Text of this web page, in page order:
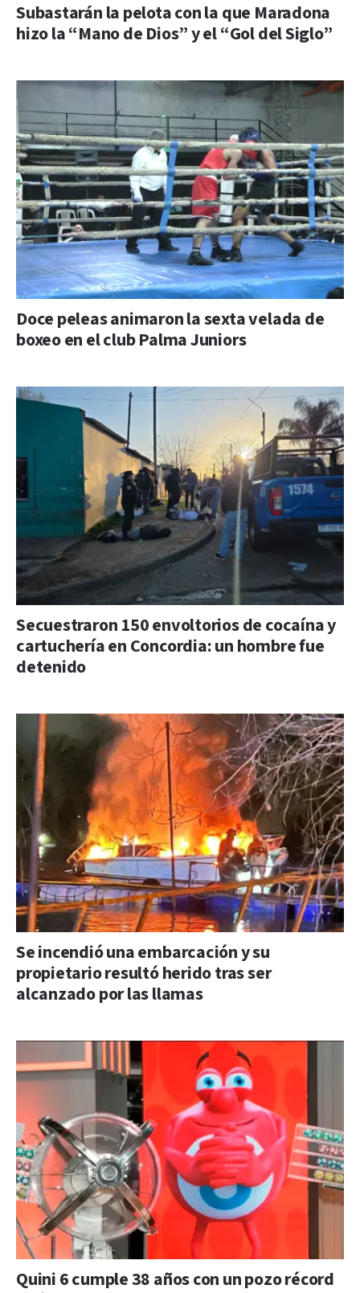
Subastarán la pelota con la que Maradona
hizo la “Mano de Dios” y el “Gol del Siglo”
Doce peleas animaron la sexta velada de
boxeo en el club Palma Juniors
Secuestraron 150 envoltorios de cocaína y
cartuchería en Concordia: un hombre fue
detenido
Se incendió una embarcación y su
propietario resultó herido tras ser
alcanzado por las llamas
Quini 6 cumple 38 años con un pozo récord